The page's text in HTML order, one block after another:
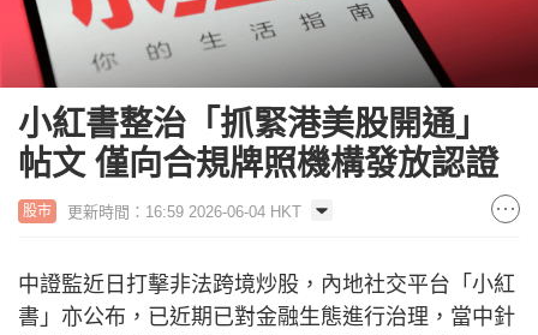
小紅書整治「抓緊港美股開通」
帖文 僅向合規牌照機構發放認證
股市 更新時間：16:59 2026-06-04 HKT
中證監近日打擊非法跨境炒股，內地社交平台「小紅
書」亦公布，已近期已對金融生態進行治理，當中針